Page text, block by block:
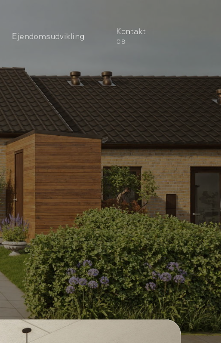
Ejendomsudvikling
Kontakt
os